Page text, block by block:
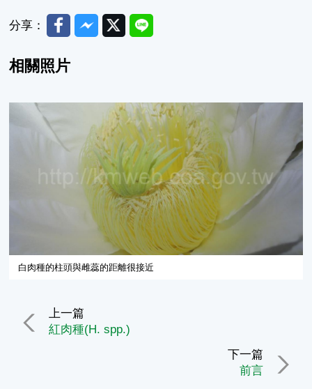
分享： FacebookMessenger
TwitterLine
相關照片
白肉種的柱頭與雌蕊的距離很接近
上一篇
紅肉種(H. spp.)
下一篇
前言